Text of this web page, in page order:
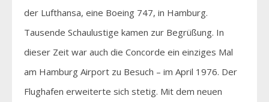
der Lufthansa, eine Boeing 747, in Hamburg.
Tausende Schaulustige kamen zur Begrüßung. In
dieser Zeit war auch die Concorde ein einziges Mal
am Hamburg Airport zu Besuch – im April 1976. Der
Flughafen erweiterte sich stetig. Mit dem neuen